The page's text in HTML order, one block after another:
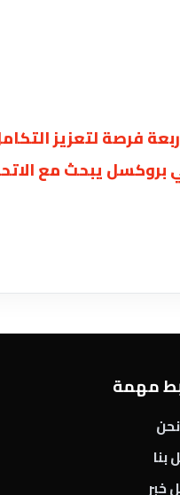
فرصة لتعزيز
بروكسل يبحث مع
مهمة
بنا
خبر